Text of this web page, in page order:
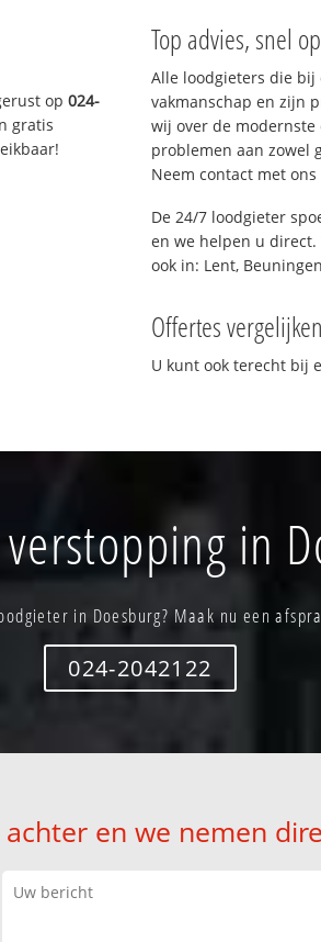
op024-
gratis
Top advies, snel
Alle loodgieters die
vakmanschap en zijn
wij over de
problemen aan zowel
Neem contact met
De 24/7 loodgieter
en we helpen u direct.
ook in: Lent,
Offertes
U kunt ook terecht bij
in
in Doesburg? Maak nu een
024-2042122
en we nemen